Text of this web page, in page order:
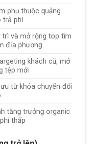
phụ thuộc quảng
trả phí
trì và mở rộng top tìm
địa phương
khách cũ, mở
tệp mới
từ khóa chuyển đổi
tăng trưởng organic
thấp